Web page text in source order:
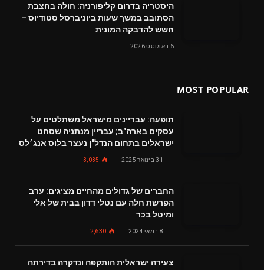
היסטריה בדרום קליפורניה: חולה בחצבת
הסתובב במשך שעות ביוניברסל סטודיוס –
חשש להדבקה המונית
6 באוגוסט 2026
MOST POPULAR
תופעה: עבריינים מישראל משתלטים על
עסקים בארה"ב; עבריין מנתניה שסחט
ישראלים בתחום הנדל"ן נעצר בלוס אנג׳לס
31 בינואר 2025 3,035
החברים של גדולים מהחיים מציגים: ערב
הפרשת חלה עם נטלי דדון בבית של אלי
ומיטל בכר
8 במאי 2024 2,630
צעירה ישראלית הותקפה ונדקרה בדירתה